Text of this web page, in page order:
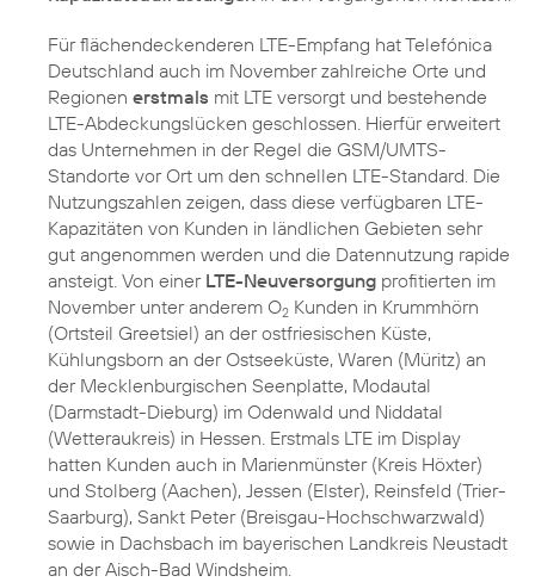
Für flächendeckenderen LTE-Empfang hat Telefónica
Deutschland auch im November zahlreiche Orte und
Regionen erstmals mit LTE versorgt und bestehende
LTE-Abdeckungslücken geschlossen. Hierfür erweitert
das Unternehmen in der Regel die GSM/UMTS-
Standorte vor Ort um den schnellen LTE-Standard. Die
Nutzungszahlen zeigen, dass diese verfügbaren LTE-
Kapazitäten von Kunden in ländlichen Gebieten sehr
gut angenommen werden und die Datennutzung rapide
ansteigt. Von einer LTE-Neuversorgung profitierten im
November unter anderem O2 Kunden in Krummhörn
(Ortsteil Greetsiel) an der ostfriesischen Küste,
Kühlungsborn an der Ostseeküste, Waren (Müritz) an
der Mecklenburgischen Seenplatte, Modautal
(Darmstadt-Dieburg) im Odenwald und Niddatal
(Wetteraukreis) in Hessen. Erstmals LTE im Display
hatten Kunden auch in Marienmünster (Kreis Höxter)
und Stolberg (Aachen), Jessen (Elster), Reinsfeld (Trier-
Saarburg), Sankt Peter (Breisgau-Hochschwarzwald)
sowie in Dachsbach im bayerischen Landkreis Neustadt
an der Aisch-Bad Windsheim.